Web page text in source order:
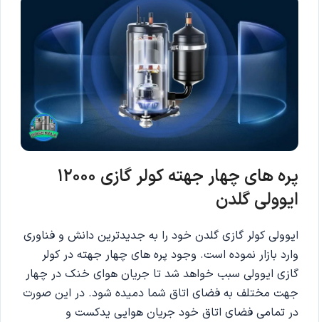
پره های چهار جهته کولر گازی 12000
ایوولی گلدن
ایوولی کولر گازی گلدن خود را به جدیدترین دانش و فناوری
وارد بازار نموده است. وجود پره های چهار جهته در کولر
گازی ایوولی سبب خواهد شد تا جریان هوای خنک در چهار
جهت مختلف به فضای اتاق شما دمیده شود. در این صورت
در تمامی فضای اتاق خود جریان هوایی یدکست و